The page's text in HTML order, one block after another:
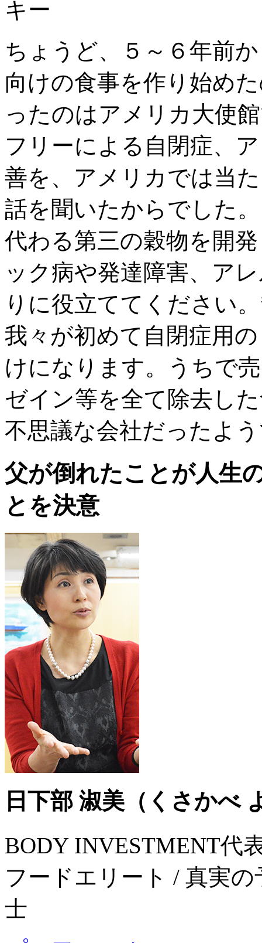
ちょうど、５～６年前
向けの食事を作り始め
ったのはアメリカ大使
フリーによる自閉症、
善を、アメリカでは当
話を聞いたからでした
代わる第三の穀物を開
ック病や発達障害、ア
りに役立ててください
我々が初めて自閉症用
けになります。うちで
ゼイン等を全て除去し
不思議な会社だったよ
父が倒れたことが人生
とを決意
日下部 淑美 （くさかべ
BODY INVESTMENT代
フードエリート / 真実
士